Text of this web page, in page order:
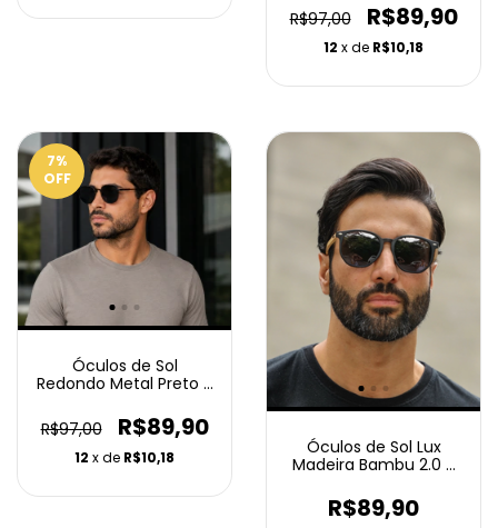
R$97,00
R$89,90
12 x de R$10,18
7%
OFF
Óculos de Sol
Redondo Metal Preto -
R$97,00
R$89,90
12 x de R$10,18
Óculos de Sol Lux
Madeira Bambu 2.0 -
R$89,90